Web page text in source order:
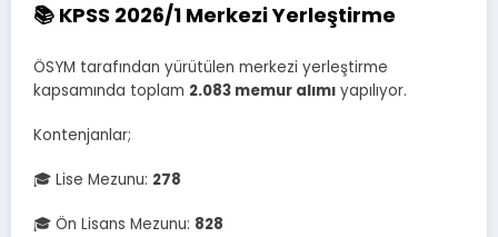
📚 KPSS 2026/1 Merkezi Yerleştirme
ÖSYM tarafından yürütülen merkezi yerleştirme
kapsamında toplam 2.083 memur alımı yapılıyor.
Kontenjanlar;
🎓 Lise Mezunu: 278
🎓 Ön Lisans Mezunu: 828